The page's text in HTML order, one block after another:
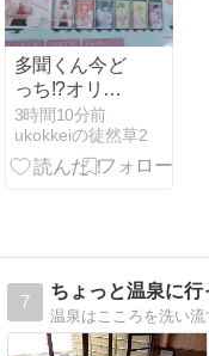
多聞くん今ど
っち!?オリジ
ナルラベル
缶・アイドル
マスター
3時間10分前
ukokkeiの徒然草2
7
ちょっと温泉に